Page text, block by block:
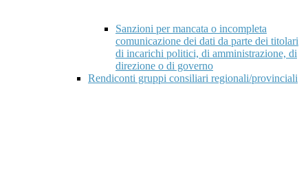
Sanzioni per mancata o incompleta
comunicazione dei dati da parte dei titolari
di incarichi politici, di amministrazione, di
direzione o di governo
Rendiconti gruppi consiliari regionali/provinciali